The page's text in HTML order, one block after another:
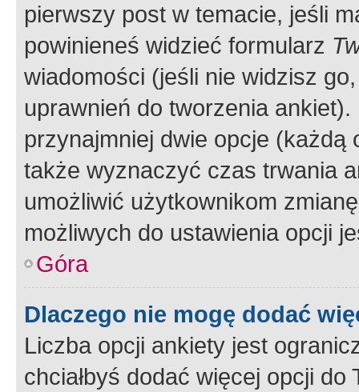
pierwszy post w temacie, jeśli
powinieneś widzieć formularz
wiadomości (jeśli nie widzisz
uprawnień do tworzenia
przynajmniej dwie opcje
także wyznaczyć czas trwania
umożliwić użytkownikom
możliwych do ustawienia opcji
Góra
Dlaczego nie mogę dodać
Liczba opcji ankiety jest
chciałbyś dodać więcej opcji